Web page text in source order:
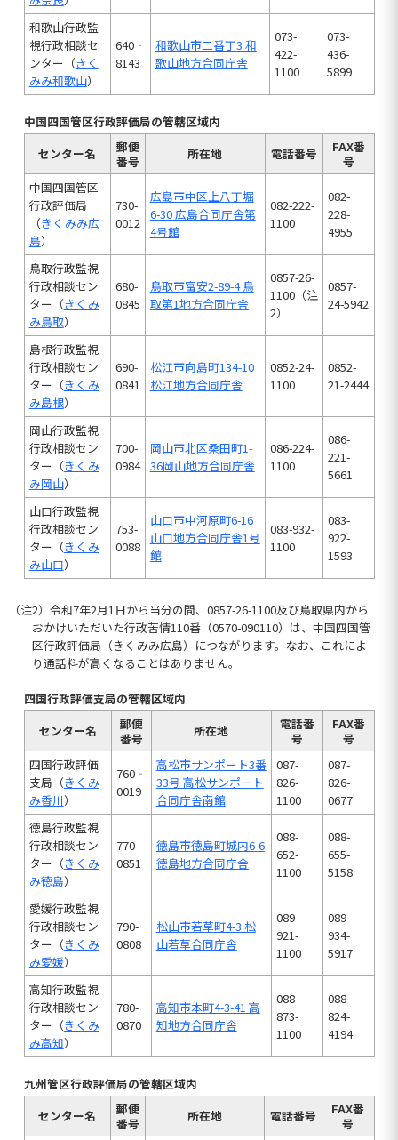
和歌山行政監
視行政相談セ
ンター（きく
みみ和歌山）
640‐
8143
和歌山市二番丁3 和
歌山地方合同庁舎
073-
422-
1100
073-
436-
5899
中国四国管区行政評価局の管轄区域内
センター名
郵便
番号
所在地 電話番号
FAX番
号
中国四国管区
行政評価局
（きくみみ広
島）
730-
0012
広島市中区上八丁堀
6-30 広島合同庁舎第
4号館
082-222-
1100
082-
228-
4955
鳥取行政監視
行政相談セン
ター（きくみ
み鳥取）
680-
0845
鳥取市富安2-89-4 鳥
取第1地方合同庁舎
0857-26-
1100（注
2）
0857-
24-5942
島根行政監視
行政相談セン
ター（きくみ
み島根）
690-
0841
松江市向島町134-10
松江地方合同庁舎
0852-24-
1100
0852-
21-2444
岡山行政監視
行政相談セン
ター（きくみ
み岡山）
700-
0984
岡山市北区桑田町1-
36岡山地方合同庁舎
086-224-
1100
086-
221-
5661
山口行政監視
行政相談セン
ター（きくみ
み山口）
753-
0088
山口市中河原町6-16
山口地方合同庁舎1号
館
083-932-
1100
083-
922-
1593
（注2）令和7年2月1日から当分の間、0857-26-1100及び鳥取県内から
おかけいただいた行政苦情110番（0570-090110）は、中国四国管
区行政評価局（きくみみ広島）につながります。なお、これによ
り通話料が高くなることはありません。
四国行政評価支局の管轄区域内
センター名
郵便
番号
所在地
電話番
号
FAX番
号
四国行政評価
支局（きくみ
み香川）
760‐
0019
高松市サンポート3番
33号 高松サンポート
合同庁舎南館
087-
826-
1100
087-
826-
0677
徳島行政監視
行政相談セン
ター（きくみ
み徳島）
770-
0851
徳島市徳島町城内6-6
徳島地方合同庁舎
088-
652-
1100
088-
655-
5158
愛媛行政監視
行政相談セン
ター（きくみ
み愛媛）
790-
0808
松山市若草町4-3 松
山若草合同庁舎
089-
921-
1100
089-
934-
5917
高知行政監視
行政相談セン
ター（きくみ
み高知）
780-
0870
高知市本町4-3-41 高
知地方合同庁舎
088-
873-
1100
088-
824-
4194
九州管区行政評価局の管轄区域内
センター名
郵便
番号
所在地 電話番号
FAX番
号